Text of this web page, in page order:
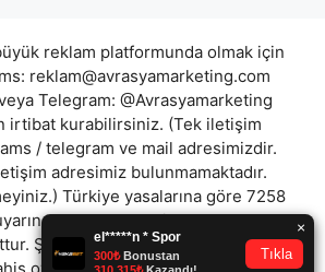
reklam platformunda olmak için
reklam@avrasyamarketing.com
Telegram: @Avrasyamarketing
irtibat kurabilirsiniz. (Tek iletişim
/ telegram ve mail adresimizdir.
adresimiz bulunmamaktadır.
Türkiye yasalarına göre 7258
yasa dışı bahis oynamanın
Şu an bulunduğunuz site hiç bir